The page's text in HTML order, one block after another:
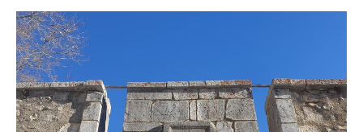
Pour découvrir l'histoire et les secrets de Colmars à
travers ses ruelles, ses places et ses monuments
principaux.